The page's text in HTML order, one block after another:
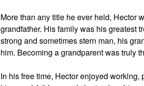
More than any title he ever held, Hector
grandfather. His family was his greatest
strong and sometimes stern man, his
him. Becoming a grandparent was truly
In his free time, Hector enjoyed